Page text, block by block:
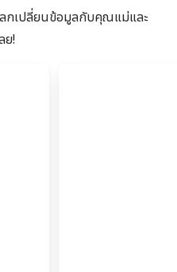
ลกเปลี่ยนข้อมูลกับคุณแม่และ
ย!